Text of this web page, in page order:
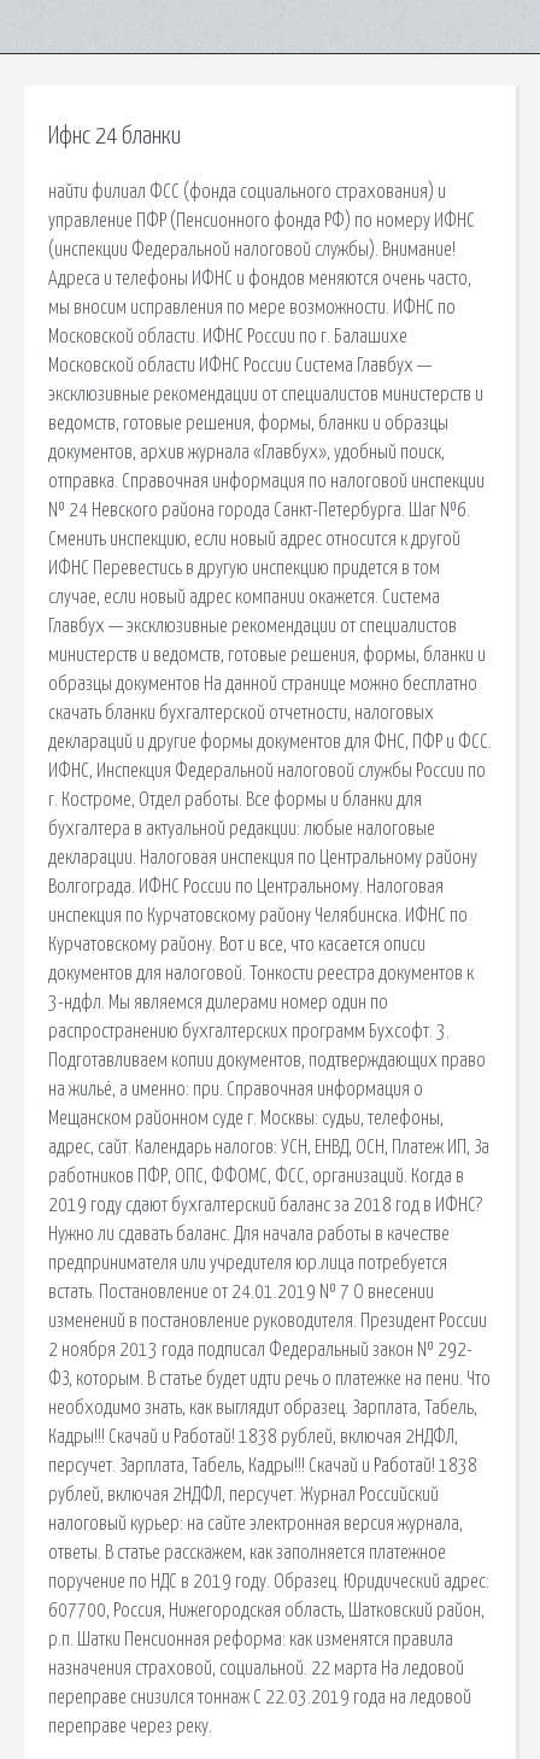
Ифнс 24 бланки
найти филиал ФСС (фонда социального страхования) и
управление ПФР (Пенсионного фонда РФ) по номеру ИФНС
(инспекции Федеральной налоговой службы). Внимание!
Адреса и телефоны ИФНС и фондов меняются очень часто,
мы вносим исправления по мере возможности. ИФНС по
Московской области. ИФНС России по г. Балашихе
Московской области ИФНС России Система Главбух —
эксклюзивные рекомендации от специалистов министерств и
ведомств, готовые решения, формы, бланки и образцы
документов, архив журнала «Главбух», удобный поиск,
отправка. Справочная информация по налоговой инспекции
№ 24 Невского района города Санкт-Петербурга. Шаг №6.
Сменить инспекцию, если новый адрес относится к другой
ИФНС Перевестись в другую инспекцию придется в том
случае, если новый адрес компании окажется. Система
Главбух — эксклюзивные рекомендации от специалистов
министерств и ведомств, готовые решения, формы, бланки и
образцы документов На данной странице можно бесплатно
скачать бланки бухгалтерской отчетности, налоговых
деклараций и другие формы документов для ФНС, ПФР и ФСС.
ИФНС, Инспекция Федеральной налоговой службы России по
г. Костроме, Отдел работы. Все формы и бланки для
бухгалтера в актуальной редакции: любые налоговые
декларации. Налоговая инспекция по Центральному району
Волгограда. ИФНС России по Центральному. Налоговая
инспекция по Курчатовскому району Челябинска. ИФНС по
Курчатовскому району. Вот и все, что касается описи
документов для налоговой. Тонкости реестра документов к
3-ндфл. Мы являемся дилерами номер один по
распространению бухгалтерских программ Бухсофт. 3.
Подготавливаем копии документов, подтверждающих право
на жильё, а именно: при. Справочная информация о
Мещанском районном суде г. Москвы: судьи, телефоны,
адрес, сайт. Календарь налогов: УСН, ЕНВД, ОСН, Платеж ИП, За
работников ПФР, ОПС, ФФОМС, ФСС, организаций. Когда в
2019 году сдают бухгалтерский баланс за 2018 год в ИФНС?
Нужно ли сдавать баланс. Для начала работы в качестве
предпринимателя или учредителя юр.лица потребуется
встать. Постановление от 24.01.2019 № 7 О внесении
изменений в постановление руководителя. Президент России
2 ноября 2013 года подписал Федеральный закон № 292-
ФЗ, которым. В статье будет идти речь о платежке на пени. Что
необходимо знать, как выглядит образец. Зарплата, Табель,
Кадры!!! Скачай и Работай! 1838 рублей, включая 2НДФЛ,
персучет. Зарплата, Табель, Кадры!!! Скачай и Работай! 1838
рублей, включая 2НДФЛ, персучет. Журнал Российский
налоговый курьер: на сайте электронная версия журнала,
ответы. В статье расскажем, как заполняется платежное
поручение по НДС в 2019 году. Образец. Юридический адрес:
607700, Россия, Нижегородская область, Шатковский район,
р.п. Шатки Пенсионная реформа: как изменятся правила
назначения страховой, социальной. 22 марта На ледовой
переправе снизился тоннаж С 22.03.2019 года на ледовой
переправе через реку.